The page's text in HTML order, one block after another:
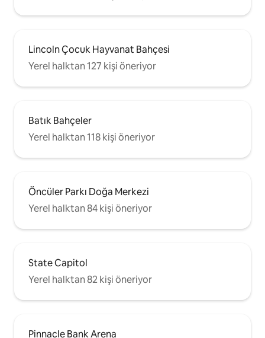
Lincoln Çocuk Hayvanat Bahçesi
Yerel halktan 127 kişi öneriyor
Batık Bahçeler
Yerel halktan 118 kişi öneriyor
Öncüler Parkı Doğa Merkezi
Yerel halktan 84 kişi öneriyor
State Capitol
Yerel halktan 82 kişi öneriyor
Pinnacle Bank Arena